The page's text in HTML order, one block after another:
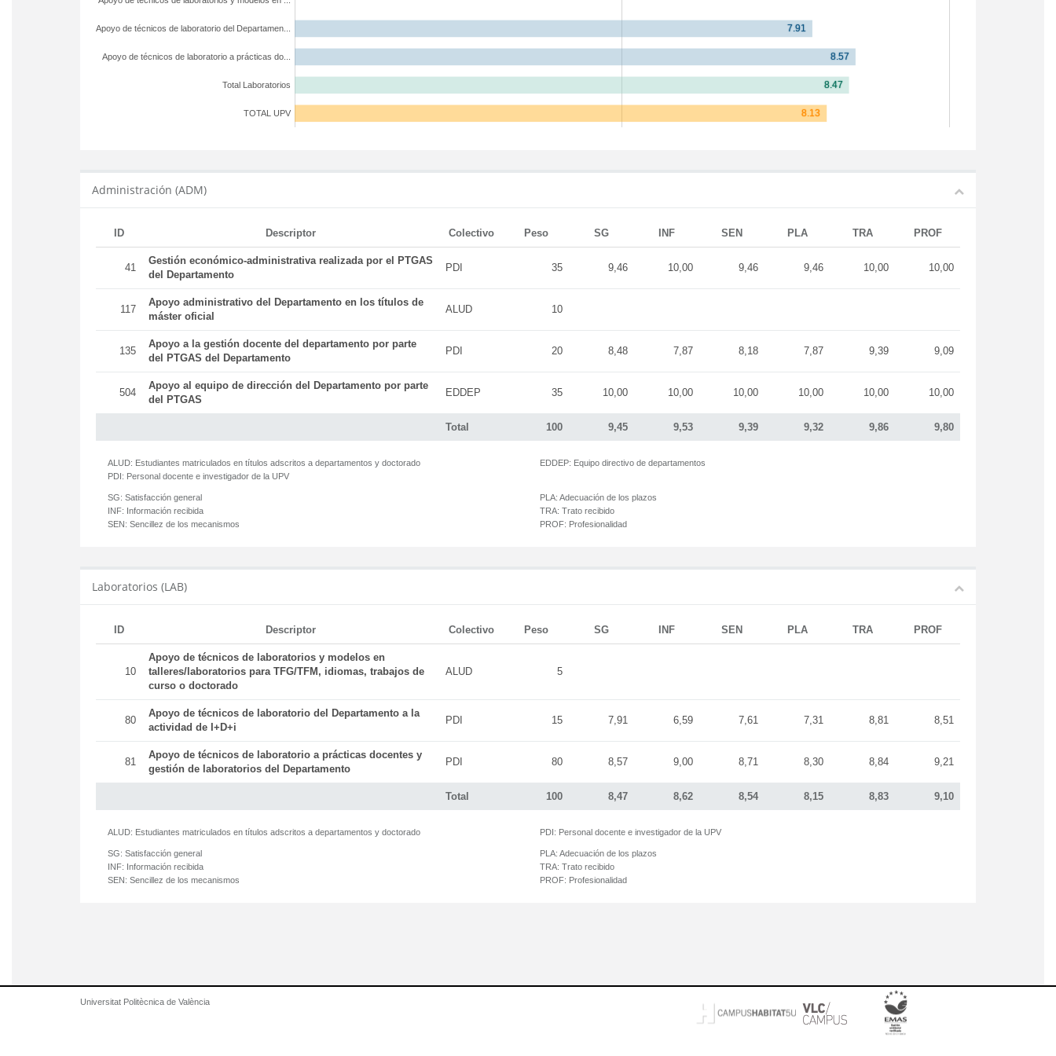
TOTAL UPV
Total Laboratorios
Apoyo de técnicos de laboratorio a prácticas do...
Apoyo de técnicos de laboratorio del Departamen...
Administración (ADM)
ID Descriptor Colectivo Peso SG INF SEN PLA TRA PROF
Total 100 9,45 9,53 9,39 9,32 9,86 9,80
41
Gestión económico-administrativa realizada por el PTGAS
del Departamento
PDI 35 9,46 10,00 9,46 9,46 10,00 10,00
117
Apoyo administrativo del Departamento en los títulos de
máster oficial
ALUD 10
135
Apoyo a la gestión docente del departamento por parte
del PTGAS del Departamento
PDI 20 8,48 7,87 8,18 7,87 9,39 9,09
504
Apoyo al equipo de dirección del Departamento por parte
del PTGAS
EDDEP 35 10,00 10,00 10,00 10,00 10,00 10,00
ALUD: Estudiantes matriculados en títulos adscritos a departamentos y doctorado
PDI: Personal docente e investigador de la UPV
EDDEP: Equipo directivo de departamentos
SG: Satisfacción general
INF: Información recibida
SEN: Sencillez de los mecanismos
PLA: Adecuación de los plazos
TRA: Trato recibido
PROF: Profesionalidad
Laboratorios (LAB)
ID Descriptor Colectivo Peso SG INF SEN PLA TRA PROF
Total 100 8,47 8,62 8,54 8,15 8,83 9,10
10
Apoyo de técnicos de laboratorios y modelos en
talleres/laboratorios para TFG/TFM, idiomas, trabajos de
curso o doctorado
ALUD 5
80
Apoyo de técnicos de laboratorio del Departamento a la
actividad de I+D+i
PDI 15 7,91 6,59 7,61 7,31 8,81 8,51
81
Apoyo de técnicos de laboratorio a prácticas docentes y
gestión de laboratorios del Departamento
PDI 80 8,57 9,00 8,71 8,30 8,84 9,21
ALUD: Estudiantes matriculados en títulos adscritos a departamentos y doctorado PDI: Personal docente e investigador de la UPV
SG: Satisfacción general
INF: Información recibida
SEN: Sencillez de los mecanismos
PLA: Adecuación de los plazos
TRA: Trato recibido
PROF: Profesionalidad
Universitat Politècnica de València